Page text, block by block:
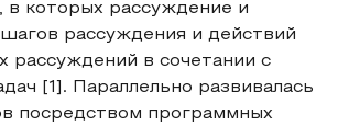
в которых рассуждение и
рассуждения и действий
рассуждений в сочетании с
[1]. Параллельно развивалась
посредством программных